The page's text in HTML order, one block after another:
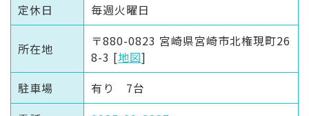
定休日 毎週火曜日
所在地
〒880-0823 宮崎県宮崎市北権現町26
8-3 [地図]
駐車場
有り 7台